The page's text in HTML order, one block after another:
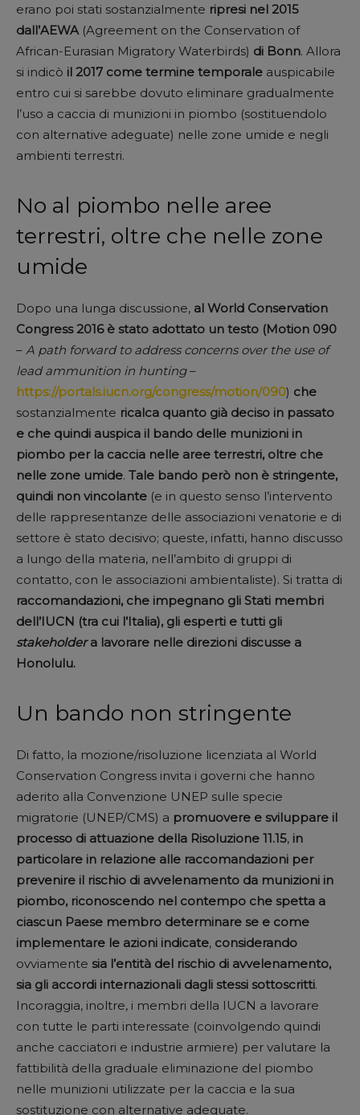
erano poi stati sostanzialmente ripresi nel 2015
dall’AEWA (Agreement on the Conservation of
African-Eurasian Migratory Waterbirds) di Bonn. Allora
si indicò il 2017 come termine temporale auspicabile
entro cui si sarebbe dovuto eliminare gradualmente
l’uso a caccia di munizioni in piombo (sostituendolo
con alternative adeguate) nelle zone umide e negli
ambienti terrestri.
No al piombo nelle aree
terrestri, oltre che nelle zone
umide
Dopo una lunga discussione, al World Conservation
Congress 2016 è stato adottato un testo (Motion 090
– A path forward to address concerns over the use of
lead ammunition in hunting–
https://portals.iucn.org/congress/motion/090) che
sostanzialmente ricalca quanto già deciso in passato
e che quindi auspica il bando delle munizioni in
piombo per la caccia nelle aree terrestri, oltre che
nelle zone umide. Tale bando però non è stringente,
quindi non vincolante (e in questo senso l’intervento
delle rappresentanze delle associazioni venatorie e di
settore è stato decisivo; queste, infatti, hanno discusso
a lungo della materia, nell’ambito di gruppi di
contatto, con le associazioni ambientaliste). Si tratta di
raccomandazioni, che impegnano gli Stati membri
dell’IUCN (tra cui l’Italia), gli esperti e tutti gli
stakeholdera lavorare nelle direzioni discusse a
Honolulu.
Un bando non stringente
Di fatto, la mozione/risoluzione licenziata al World
Conservation Congress invita i governi che hanno
aderito alla Convenzione UNEP sulle specie
migratorie (UNEP/CMS) a promuovere e sviluppare il
processo di attuazione della Risoluzione 11.15, in
particolare in relazione alle raccomandazioni per
prevenire il rischio di avvelenamento da munizioni in
piombo, riconoscendo nel contempo che spetta a
ciascun Paese membro determinare se e come
implementare le azioni indicate, considerando
ovviamente sia l’entità del rischio di avvelenamento,
sia gli accordi internazionali dagli stessi sottoscritti.
Incoraggia, inoltre, i membri della IUCN a lavorare
con tutte le parti interessate (coinvolgendo quindi
anche cacciatori e industrie armiere) per valutare la
fattibilità della graduale eliminazione del piombo
nelle munizioni utilizzate per la caccia e la sua
sostituzione con alternative adeguate.